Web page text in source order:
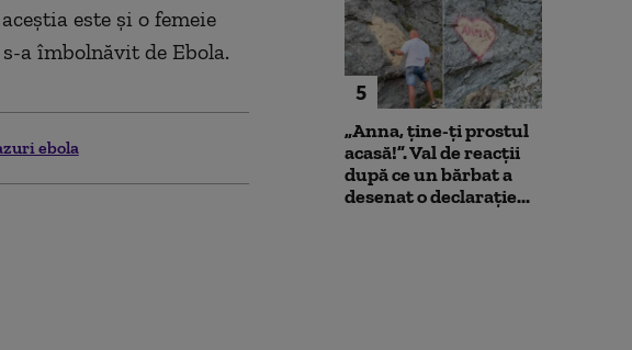
este şi o femeie
a îmbolnăvit de Ebola.
ebola
5
„Anna, ţine-ţi prostul
acasă!”. Val de reacții
după ce un bărbat a
desenat o declarație...